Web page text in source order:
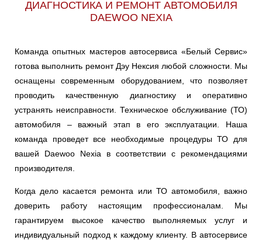
ДИАГНОСТИКА И РЕМОНТ АВТОМОБИЛЯ
DAEWOO NEXIA
Команда опытных мастеров автосервиса «Белый Сервис»
готова выполнить ремонт Дэу Нексия любой сложности. Мы
оснащены современным оборудованием, что позволяет
проводить качественную диагностику и оперативно
устранять неисправности. Техническое обслуживание (ТО)
автомобиля – важный этап в его эксплуатации. Наша
команда проведет все необходимые процедуры ТО для
вашей Daewoo Nexia в соответствии с рекомендациями
производителя.
Когда дело касается ремонта или ТО автомобиля, важно
доверить работу настоящим профессионалам. Мы
гарантируем высокое качество выполняемых услуг и
индивидуальный подход к каждому клиенту. В автосервисе